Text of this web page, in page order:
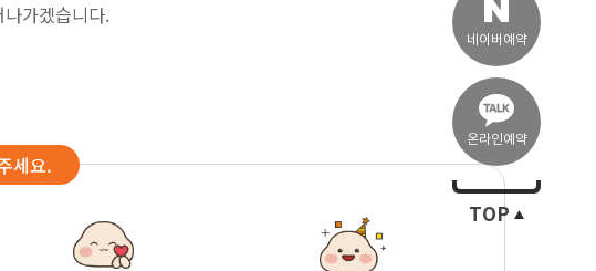
가겠습니다.
세요.
네이버예약
온라인예약
TOP